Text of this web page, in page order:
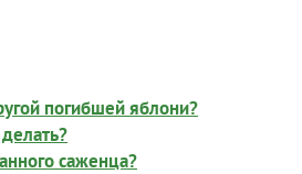
погибшей яблони?
саженца?